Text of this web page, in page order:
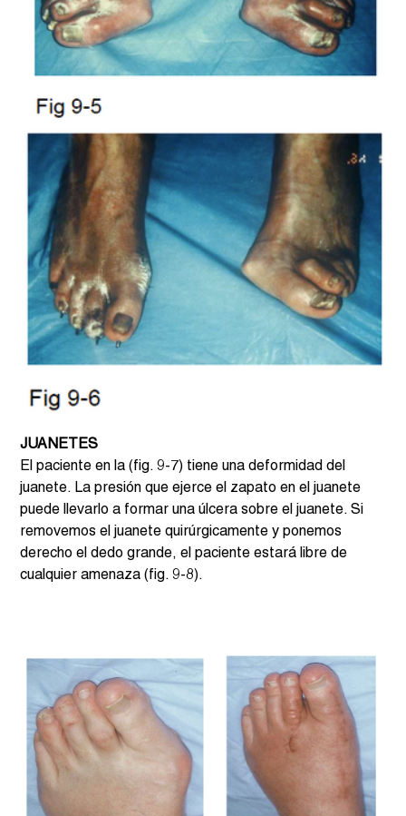
JUANETES
El paciente en la (fig. 9-7) tiene una deformidad del
juanete. La presión que ejerce el zapato en el juanete
puede llevarlo a formar una úlcera sobre el juanete. Si
removemos el juanete quirúrgicamente y ponemos
derecho el dedo grande, el paciente estará libre de
cualquier amenaza (fig. 9-8).